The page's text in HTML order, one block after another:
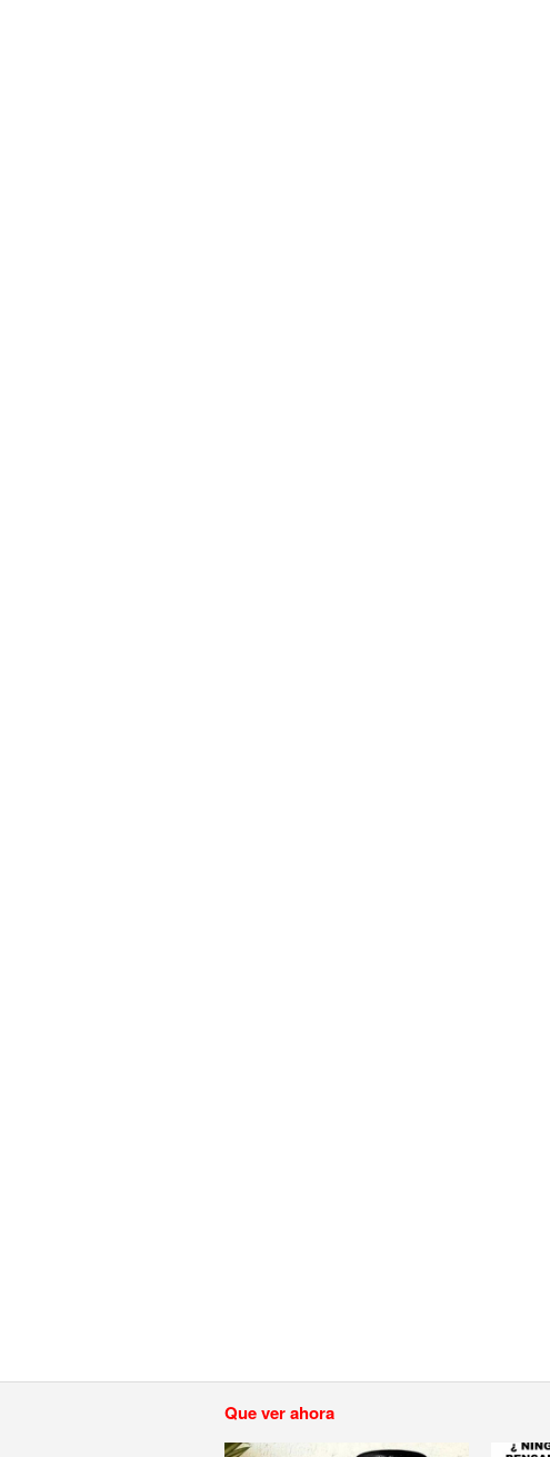
Que ver ahora